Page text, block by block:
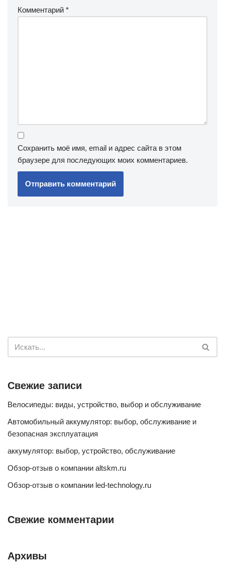
Комментарий *
Сохранить моё имя, email и адрес сайта в этом
браузере для последующих моих комментариев.
Свежие записи
Велосипеды: виды, устройство, выбор и обслуживание
Автомобильный аккумулятор: выбор, обслуживание и
безопасная эксплуатация
аккумулятор: выбор, устройство, обслуживание
Обзор-отзыв о компании altskm.ru
Обзор-отзыв о компании led-technology.ru
Свежие комментарии
Архивы